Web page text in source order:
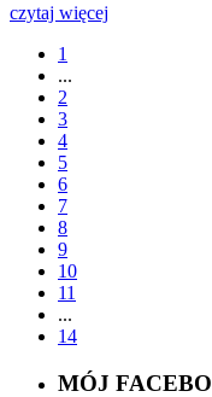
czytaj więcej
1
...
2
3
4
5
6
7
8
9
10
11
...
14
MÓJ